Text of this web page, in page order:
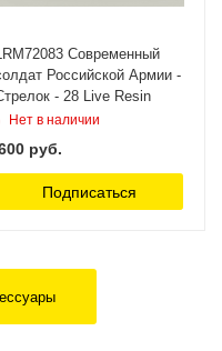
Современный
Российской Армии -
- 28 Live Resin
Нет в наличии
руб.
Подписаться